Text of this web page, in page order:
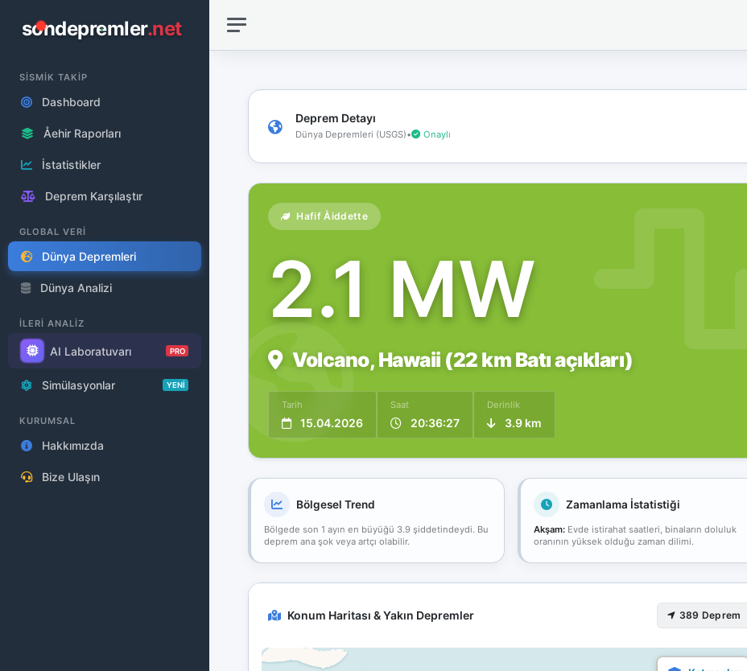
sondepremler.net
SİSMİK TAKİP
Dashboard
Åehir Raporları
İstatistikler
Deprem Karşılaştır
GLOBAL VERİ
Dünya Depremleri
Dünya Analizi
İLERİ ANALİZ
AI Laboratuvarı PRO
Simülasyonlar YENİ
KURUMSAL
Hakkımızda
Bize Ulaşın
Deprem Detayı
Dünya Depremleri (USGS)• Onaylı
Hafif Åiddette
2.1 MW
Volcano, Hawaii (22 km Batı açıkları)
Tarih
15.04.2026
Saat
20:36:27
Derinlik
3.9 km
Bölgesel Trend
Bölgede son 1 ayın en büyüğü 3.9 şiddetindeydi. Bu
deprem ana şok veya artçı olabilir.
Zamanlama İstatistiği
Akşam:Evde istirahat saatleri, binaların doluluk
oranının yüksek olduğu zaman dilimi.
Konum Haritası & Yakın Depremler 389 Deprem
bağlantınız